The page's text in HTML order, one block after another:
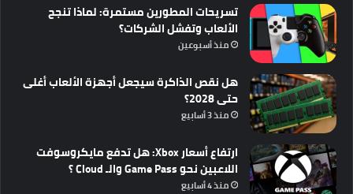
تسريحات المطورين مستمرة: لماذا تنجح
الألعاب وتفشل الشركات؟
منذ أسبوعين
هل نقص الذاكرة سيجعل أجهزة الألعاب أغلى
حتى 2028؟
منذ 3 أسابيع
ارتفاع أسعار Xbox: هل تدفع مايكروسوفت
اللاعبين نحو Game Pass والـ Cloud ؟
منذ 4 أسابيع